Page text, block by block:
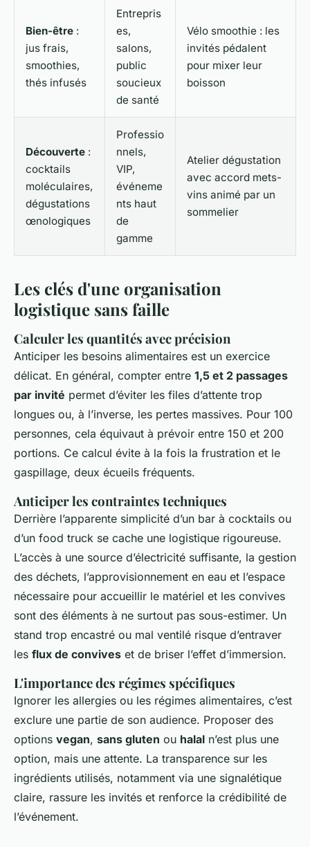
Bien-être :
jus frais,
smoothies,
thés infusés
Entrepris
es,
salons,
public
soucieux
de santé
Vélo smoothie : les
invités pédalent
pour mixer leur
boisson
Découverte :
cocktails
moléculaires,
dégustations
œnologiques
Professio
nnels,
VIP,
événeme
nts haut
de
gamme
Atelier dégustation
avec accord mets-
vins animé par un
sommelier
Les clés d'une organisation
logistique sans faille
Calculer les quantités avec précision
Anticiper les besoins alimentaires est un exercice
délicat. En général, compter entre 1,5 et 2 passages
par invité permet d’éviter les files d’attente trop
longues ou, à l’inverse, les pertes massives. Pour 100
personnes, cela équivaut à prévoir entre 150 et 200
portions. Ce calcul évite à la fois la frustration et le
gaspillage, deux écueils fréquents.
Anticiper les contraintes techniques
Derrière l’apparente simplicité d’un bar à cocktails ou
d’un food truck se cache une logistique rigoureuse.
L’accès à une source d’électricité suffisante, la gestion
des déchets, l’approvisionnement en eau et l’espace
nécessaire pour accueillir le matériel et les convives
sont des éléments à ne surtout pas sous-estimer. Un
stand trop encastré ou mal ventilé risque d’entraver
les flux de convives et de briser l’effet d’immersion.
L'importance des régimes spécifiques
Ignorer les allergies ou les régimes alimentaires, c’est
exclure une partie de son audience. Proposer des
options vegan, sans gluten ou halal n’est plus une
option, mais une attente. La transparence sur les
ingrédients utilisés, notamment via une signalétique
claire, rassure les invités et renforce la crédibilité de
l’événement.